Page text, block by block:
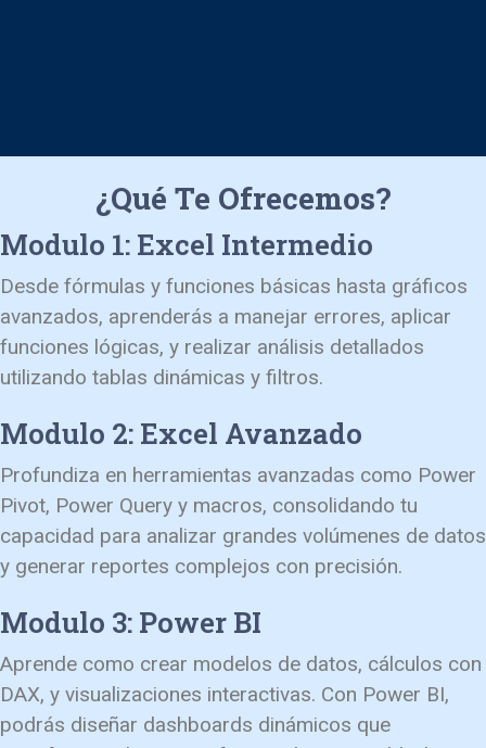
¿Qué Te Ofrecemos?
Modulo 1: Excel Intermedio
Desde fórmulas y funciones básicas hasta gráficos
avanzados, aprenderás a manejar errores, aplicar
funciones lógicas, y realizar análisis detallados
utilizando tablas dinámicas y filtros.
Modulo 2: Excel Avanzado
Profundiza en herramientas avanzadas como Power
Pivot, Power Query y macros, consolidando tu
capacidad para analizar grandes volúmenes de datos
y generar reportes complejos con precisión.
Modulo 3: Power BI
Aprende como crear modelos de datos, cálculos con
DAX, y visualizaciones interactivas. Con Power BI,
podrás diseñar dashboards dinámicos que